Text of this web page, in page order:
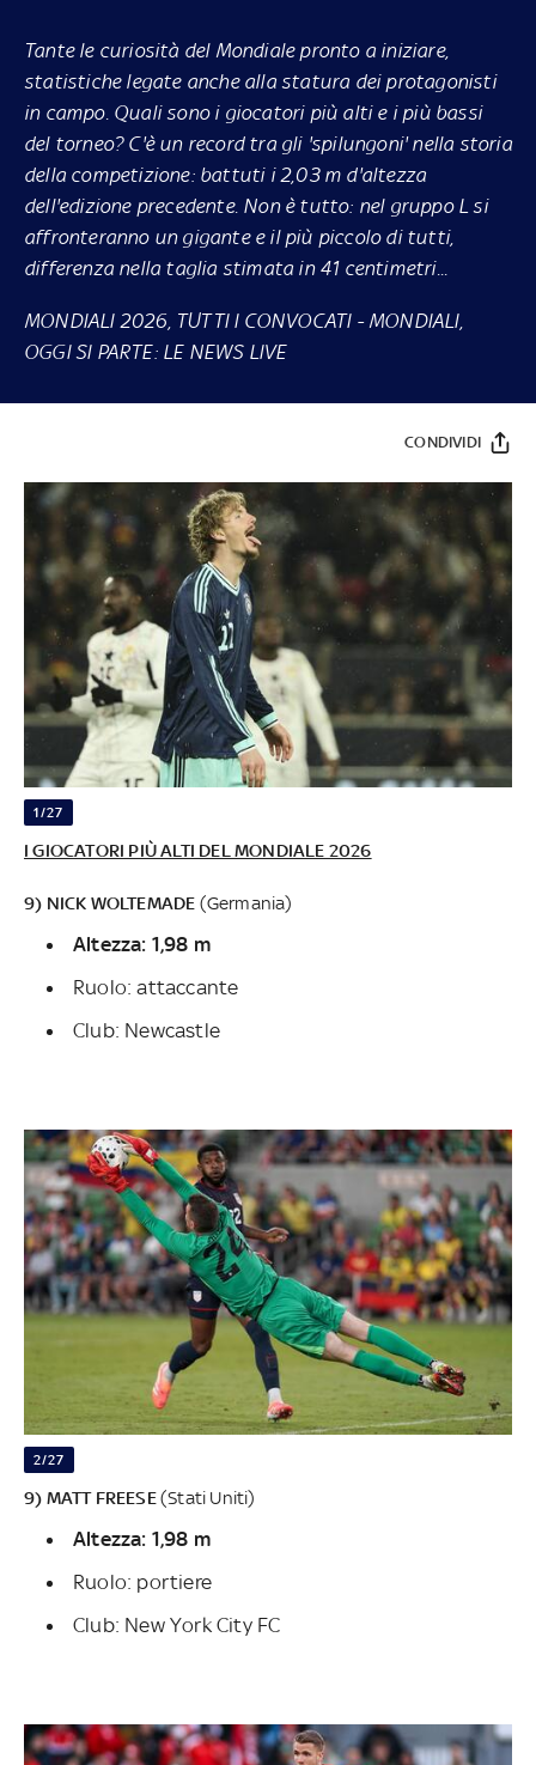
Tante le curiosità del Mondiale pronto a iniziare,
statistiche legate anche alla statura dei protagonisti
in campo. Quali sono i giocatori più alti e i più bassi
del torneo? C'è un record tra gli 'spilungoni' nella storia
della competizione: battuti i 2,03 m d'altezza
dell'edizione precedente. Non è tutto: nel gruppo L si
affronteranno un gigante e il più piccolo di tutti,
differenza nella taglia stimata in 41 centimetri...
MONDIALI 2026, TUTTI I CONVOCATI- MONDIALI,
OGGI SI PARTE: LE NEWS LIVE
CONDIVIDI
1/27
I GIOCATORI PIÙ ALTI DEL MONDIALE 2026
9) NICK WOLTEMADE (Germania)
Altezza: 1,98 m
Ruolo: attaccante
Club: Newcastle
2/27
9) MATT FREESE(Stati Uniti)
Altezza: 1,98 m
Ruolo: portiere
Club: New York City FC